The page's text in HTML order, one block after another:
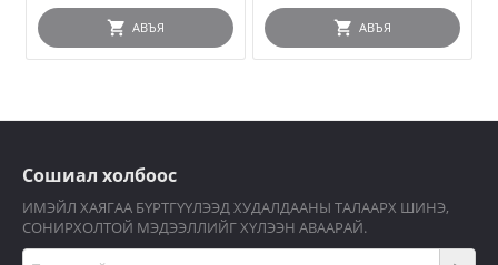
АВЪЯ АВЪЯ
Сошиал холбоос
ИМЭЙЛ ХАЯГАА БҮРТГҮҮЛЭЭД ХУДАЛДААНЫ ТАЛААРХ ШИНЭ,
СОНИРХОЛТОЙ МЭДЭЭЛЛИЙГ ХҮЛЭЭН АВААРАЙ.